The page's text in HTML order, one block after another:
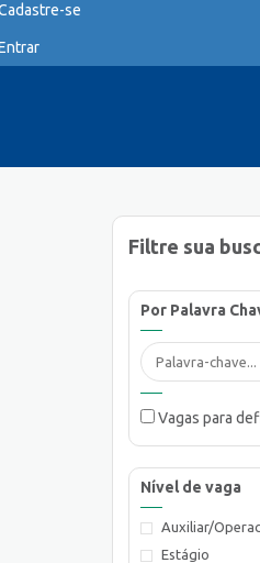
se
Filtre sua
Por Palavra
Vagas para
Nível de vaga
Auxiliar/
Estágio